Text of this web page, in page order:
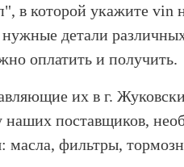
в которой укажите vin
детали
оплатить и получить.
их в г.
наших поставщиков,
масла, фильтры,